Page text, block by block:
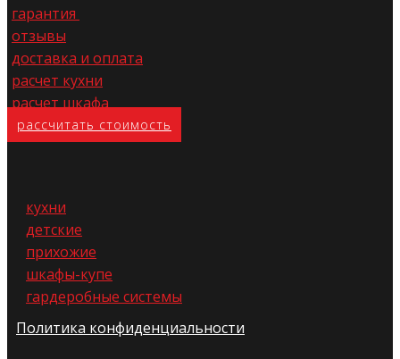
гарантия
отзывы
доставка и оплата
расчет кухни
расчет шкафа
расс​читать стоимость
кухни
детские
прихожие
шкафы-купе
гардеробные системы
Политика конфиденциальности